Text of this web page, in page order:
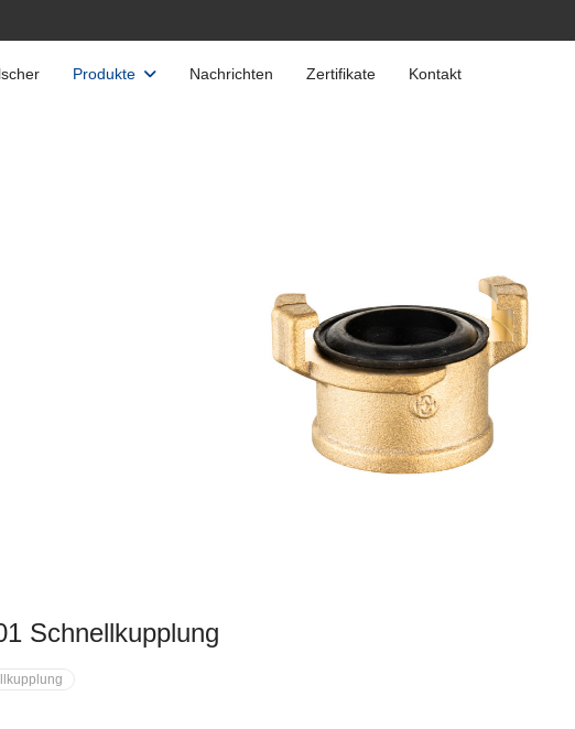
Produkte Nachrichten Zertifikate Kontakt
Schnellkupplung